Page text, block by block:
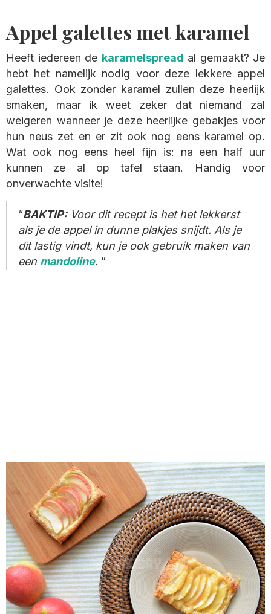
Appel galettes met karamel
Heeft iedereen de karamelspread al gemaakt? Je
hebt het namelijk nodig voor deze lekkere appel
galettes. Ook zonder karamel zullen deze heerlijk
smaken, maar ik weet zeker dat niemand zal
weigeren wanneer je deze heerlijke gebakjes voor
hun neus zet en er zit ook nog eens karamel op.
Wat ook nog eens heel fijn is: na een half uur
kunnen ze al op tafel staan. Handig voor
onverwachte visite!
BAKTIP:Voor dit recept is het het lekkerst
als je de appel in dunne plakjes snijdt. Als je
dit lastig vindt, kun je ook gebruik maken van
een mandoline.